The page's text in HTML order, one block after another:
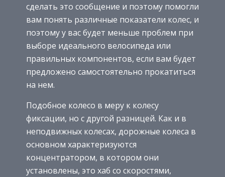
сделать это сообщение и поэтому помогли
вам понять различные показатели колес, и
поэтому у вас будет меньше проблем при
выборе идеального велосипеда или
правильных компонентов, если вам будет
предложено самостоятельно прокатиться
на нем.
Подобное колесо в меру к колесу
фиксации, но с другой разницей. Как и в
неподвижных колесах, дорожные колеса в
основном характеризуются
концентратором, в котором они
установлены, это хаб со скоростями,